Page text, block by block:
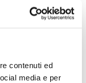
contenuti ed
media e per
Angelus…
è melodica,
ma anche pratico,
di giuria in
all’85 è direttore